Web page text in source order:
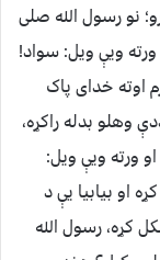
نو رسول الله صلی
ويې ويل: سواد!
اوته خداى پاک
وهلو بدله راکړه،
ورته ويې ويل:
او بيابيا يې د
کړه، رسول الله